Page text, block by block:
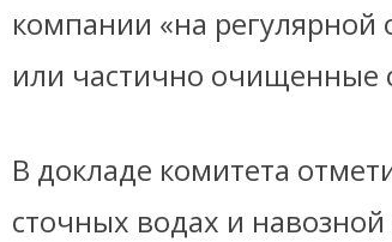
компании «на
или частично очищенные
В докладе комитета
сточных водах и